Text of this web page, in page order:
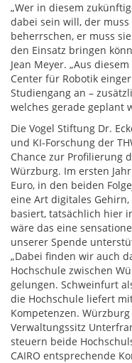
„Wer in diesem
dabei sein will, der
beherrschen, er muss
den Einsatz bringen
Jean Meyer. „Aus
Center für Robotik
Studiengang an –
welches gerade geplant
Die Vogel Stiftung Dr.
und KI-Forschung der
Chance zur Profilierung
Würzburg. Im ersten
Euro, in den beiden
eine Art digitales
basiert, tatsächlich hier
wäre das eine
unserer Spende
„Dabei finden wir auch
Hochschule zwischen
gelungen. Schweinfurt
die Hochschule liefert
Kompetenzen.
Verwaltungssitz
steuern beide
CAIRO entsprechende